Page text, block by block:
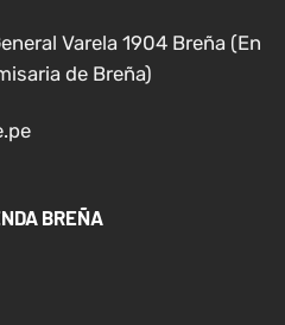
Varela 1904 Breña (En
de Breña)
BREÑA